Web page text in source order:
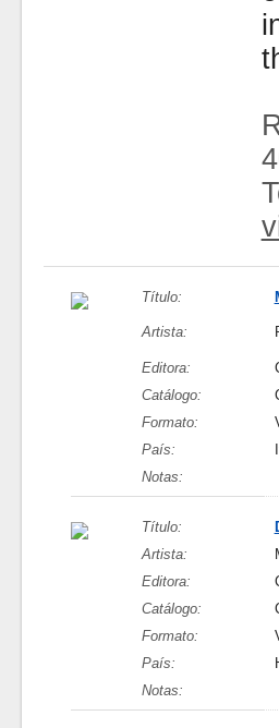
Título:
Artista:
Editora:
Catálogo:
Formato:
País:
Notas:
Título:
Artista:
Editora:
Catálogo:
Formato:
País:
Notas: